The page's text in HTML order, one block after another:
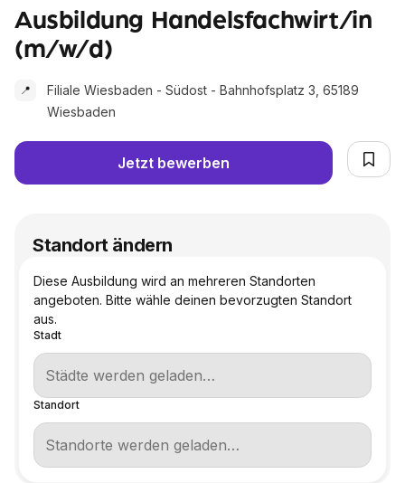
Ausbildung Handelsfachwirt/in
(m/w/d)
📍
Filiale Wiesbaden - Südost - Bahnhofsplatz 3, 65189
Wiesbaden
Jetzt bewerben
Standort ändern
Diese Ausbildung wird an mehreren Standorten
angeboten. Bitte wähle deinen bevorzugten Standort
aus.
Stadt
Standort